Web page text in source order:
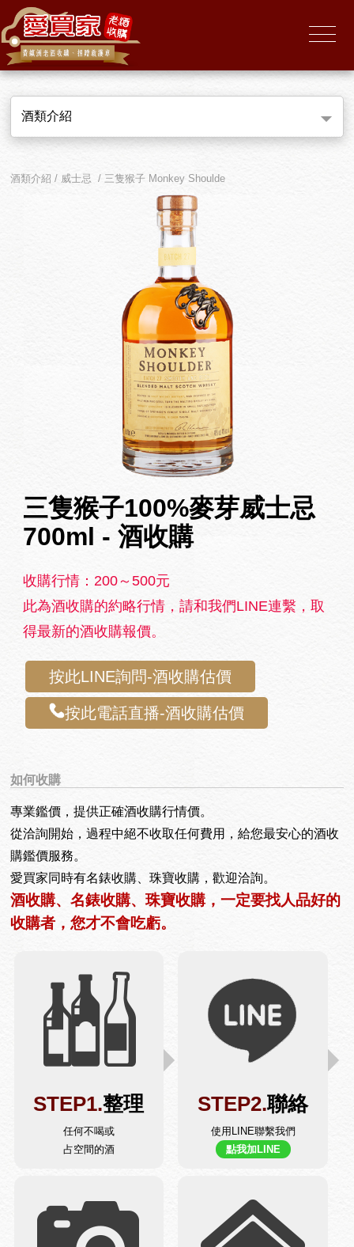
酒類介紹
酒類介紹 / 威士忌 / 三隻猴子 Monkey Shoulde
三隻猴子100%麥芽威士忌
700ml - 酒收購
收購行情：200～500元
此為酒收購的約略行情，請和我們LINE連繫，取
得最新的酒收購報價。
按此LINE詢問-酒收購估價
按此電話直播-酒收購估價
如何收購
專業鑑價，提供正確酒收購行情價。
從洽詢開始，過程中絕不收取任何費用，給您最安心的酒收
購鑑價服務。
愛買家同時有名錶收購、珠寶收購，歡迎洽詢。
酒收購、名錶收購、珠寶收購，一定要找人品好的
收購者，您才不會吃虧。
STEP1.整理
任何不喝或
占空間的酒
STEP2.聯絡
使用LINE聯繫我們
點我加LINE